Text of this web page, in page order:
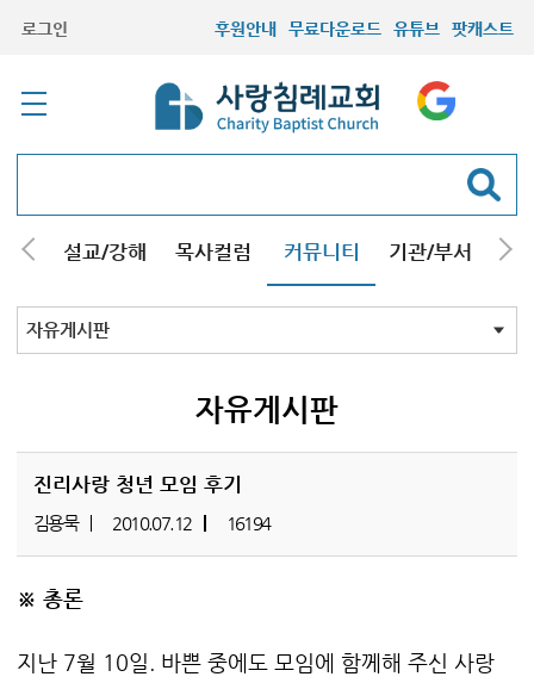
로그인 후원안내 무료다운로드 유튜브 팟캐스트
내 설교/강해 목사컬럼 커뮤니티 기관/부서 선
최근등록자료
자유게시판
자유게시판
진리사랑 청년 모임 후기
김용묵 2010.07.12 16194
※ 총론
지난 7월 10일. 바쁜 중에도 모임에 함께해 주신 사랑